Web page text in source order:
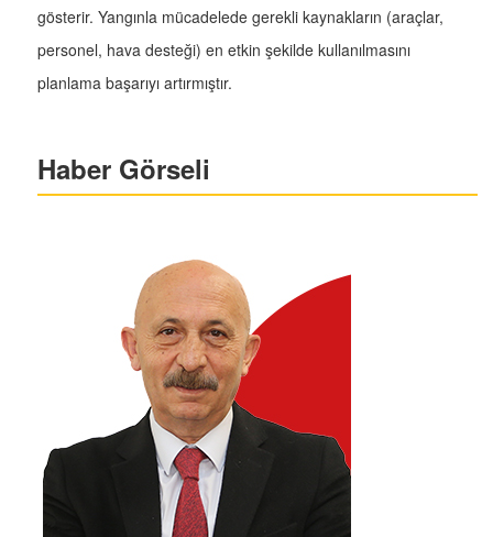
gösterir. Yangınla mücadelede gerekli kaynakların (araçlar,
personel, hava desteği) en etkin şekilde kullanılmasını
planlama başarıyı artırmıştır.
Haber Görseli